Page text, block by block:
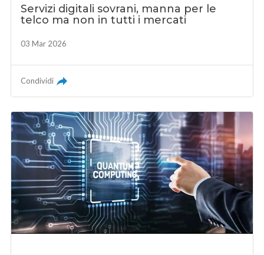
Servizi digitali sovrani, manna per le
telco ma non in tutti i mercati
03 Mar 2026
Condividi